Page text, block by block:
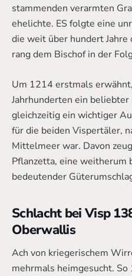
stammenden verarmten
ehelichte. ES folgte eine
die weit über hundert
rang dem Bischof in der
Um 1214 erstmals
Jahrhunderten ein
gleichzeitig ein wichtiger
für die beiden Vispertäler,
Mittelmeer war. Davon
Pflanzetta, eine weitherum
bedeutender
Schlacht bei Visp
Oberwallis
Ach von kriegerischem
mehrmals heimgesucht.